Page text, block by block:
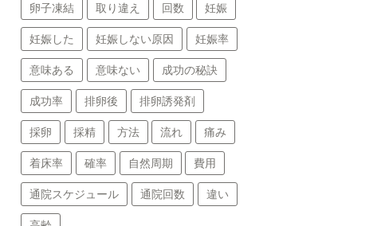
卵子凍結 取り違え 回数 妊娠
妊娠した 妊娠しない原因 妊娠率
意味ある 意味ない 成功の秘訣
成功率 排卵後 排卵誘発剤
採卵 採精 方法 流れ 痛み
着床率 確率 自然周期 費用
通院スケジュール 通院回数 違い